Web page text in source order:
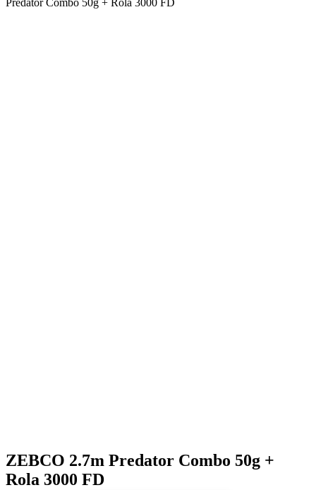
Predator Combo 50g + Rola 3000 FD
ZEBCO 2.7m Predator Combo 50g +
Rola 3000 FD